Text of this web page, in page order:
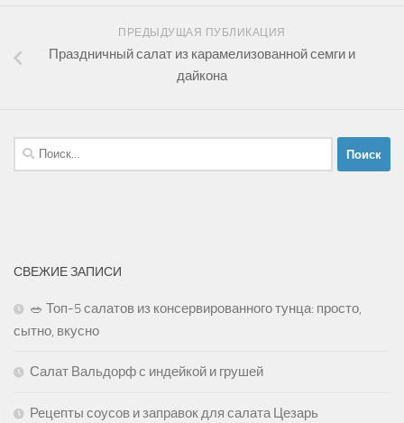
ПРЕДЫДУЩАЯ ПУБЛИКАЦИЯ
Праздничный салат из карамелизованной семги и
дайкона
Найти:
СВЕЖИЕ ЗАПИСИ
🥗 Топ-5 салатов из консервированного тунца: просто,
сытно, вкусно
Салат Вальдорф с индейкой и грушей
Рецепты соусов и заправок для салата Цезарь